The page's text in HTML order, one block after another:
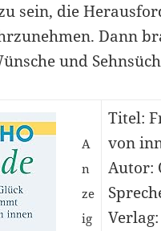
sein, die
Dann
und
A
n
ze
ig
Titel:
von
Autor: